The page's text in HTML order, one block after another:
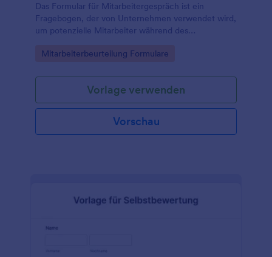
Das Formular für Mitarbeitergespräch ist ein
Fragebogen, der von Unternehmen verwendet wird,
um potenzielle Mitarbeiter während des
Go to Category:
Mitarbeiterbeurteilung Formulare
Vorlage verwenden
Vorschau